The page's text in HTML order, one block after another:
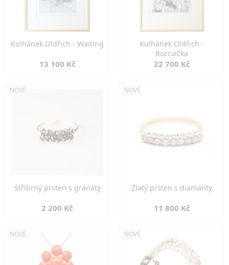
Kulhánek Oldřich - Waiting
13 100 Kč
Kulhánek Oldřich -
Rozcvička
22 700 Kč
NOVÉ
Stříbrný prsten s granáty
2 200 Kč
NOVÉ
Zlatý prsten s diamanty
11 800 Kč
NOVÉ NOVÉ